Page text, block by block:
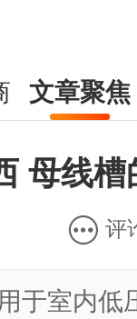
文章聚焦
母线槽
评
于室内低